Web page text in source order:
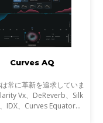
Curves AQ
常に革新を追求していま
Vx、DeReverb、Silk
IDX、Curves Equator、